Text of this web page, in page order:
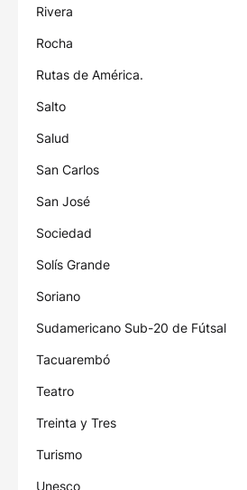
Rivera
Rocha
Rutas de América.
Salto
Salud
San Carlos
San José
Sociedad
Solís Grande
Soriano
Sudamericano Sub-20 de Fútsal
Tacuarembó
Teatro
Treinta y Tres
Turismo
Unesco